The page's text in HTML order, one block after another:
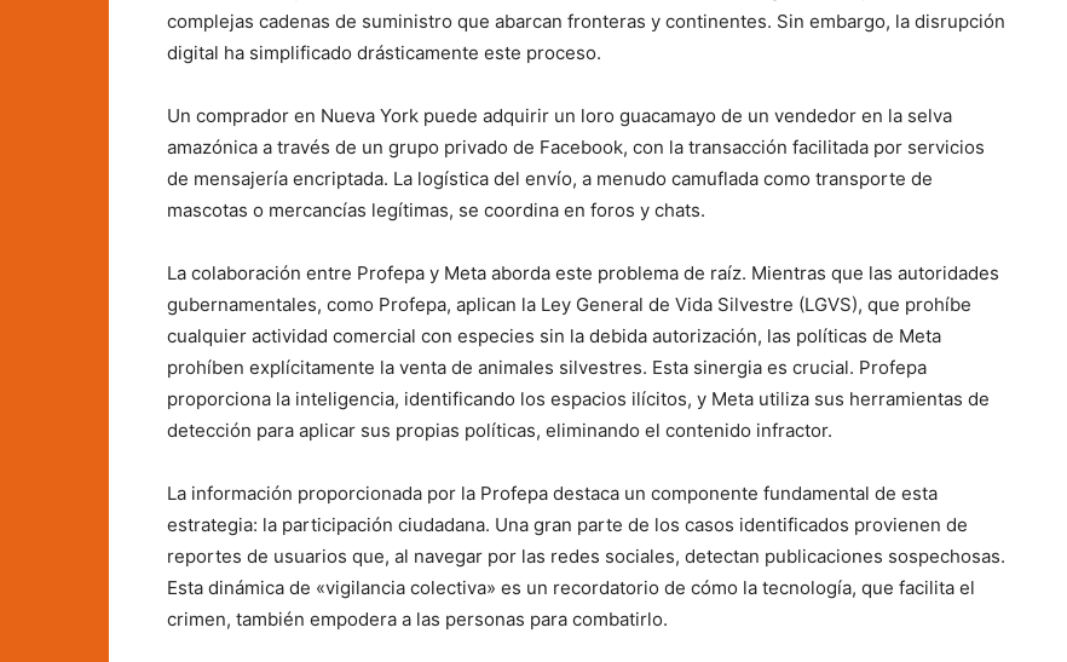
complejas cadenas de suministro que abarcan fronteras y continentes. Sin embargo, la disrupción
digital ha simplificado drásticamente este proceso.
Un comprador en Nueva York puede adquirir un loro guacamayo de un vendedor en la selva
amazónica a través de un grupo privado de Facebook, con la transacción facilitada por servicios
de mensajería encriptada. La logística del envío, a menudo camuflada como transporte de
mascotas o mercancías legítimas, se coordina en foros y chats.
La colaboración entre Profepa y Meta aborda este problema de raíz. Mientras que las autoridades
gubernamentales, como Profepa, aplican la Ley General de Vida Silvestre (LGVS), que prohíbe
cualquier actividad comercial con especies sin la debida autorización, las políticas de Meta
prohíben explícitamente la venta de animales silvestres. Esta sinergia es crucial. Profepa
proporciona la inteligencia, identificando los espacios ilícitos, y Meta utiliza sus herramientas de
detección para aplicar sus propias políticas, eliminando el contenido infractor.
La información proporcionada por la Profepa destaca un componente fundamental de esta
estrategia: la participación ciudadana. Una gran parte de los casos identificados provienen de
reportes de usuarios que, al navegar por las redes sociales, detectan publicaciones sospechosas.
Esta dinámica de «vigilancia colectiva» es un recordatorio de cómo la tecnología, que facilita el
crimen, también empodera a las personas para combatirlo.